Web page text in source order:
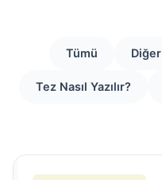
Tümü Diğer
Tez Nasıl Yazılır?